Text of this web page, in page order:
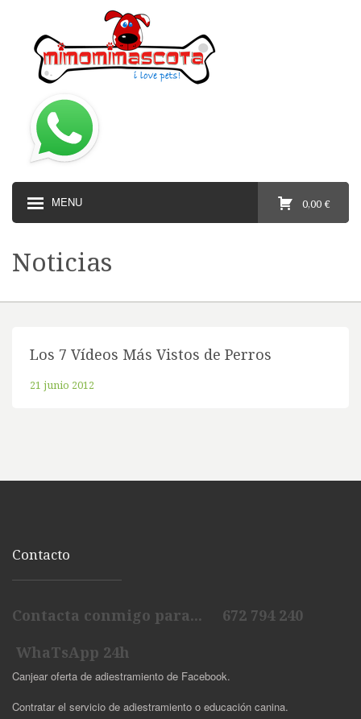
MENU 0,00 €
Noticias
Los 7 Vídeos Más Vistos de Perros
21 junio 2012
Contacto
Contacta conmigo para... 672 794 240
WhaTsApp 24h
Canjear oferta de adiestramiento de Facebook.
Contratar el servicio de adiestramiento o educación canina.